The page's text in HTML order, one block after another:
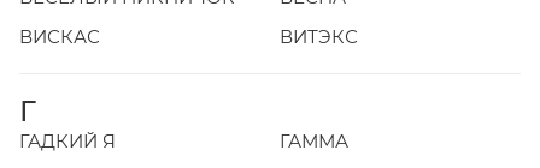
ВИСКАС
ВИТЭКС
Г
ГАДКИЙ Я
ГАММА